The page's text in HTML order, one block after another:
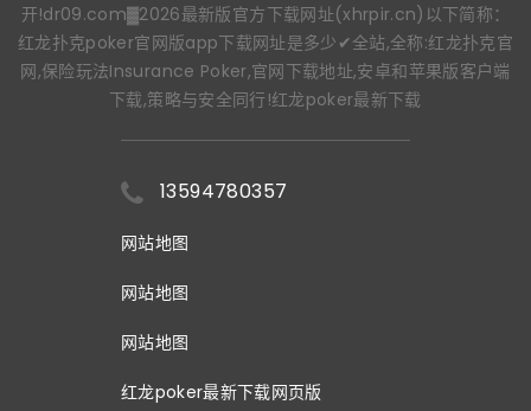
开!dr09.com▓2026最新版官方下载网址(xhrpir.cn)以下简称：
红龙扑克poker官网版app下载网址是多少✔全站,全称:红龙扑克官
网,保险玩法Insurance Poker,官网下载地址,安卓和苹果版客户端
下载,策略与安全同行!红龙poker最新下载
13594780357
网站地图
网站地图
网站地图
红龙poker最新下载网页版